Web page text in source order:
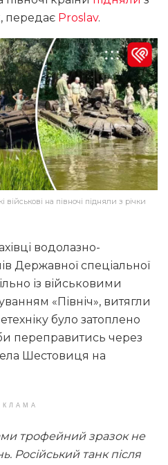
передає Proslav.
військові на півночі підняли з річки
водолазно-
Державної спеціальної
із військовими
«Північ», витягли
було затоплено
переправитись через
Шестовиця на
трофейний зразок не
Російський танк після